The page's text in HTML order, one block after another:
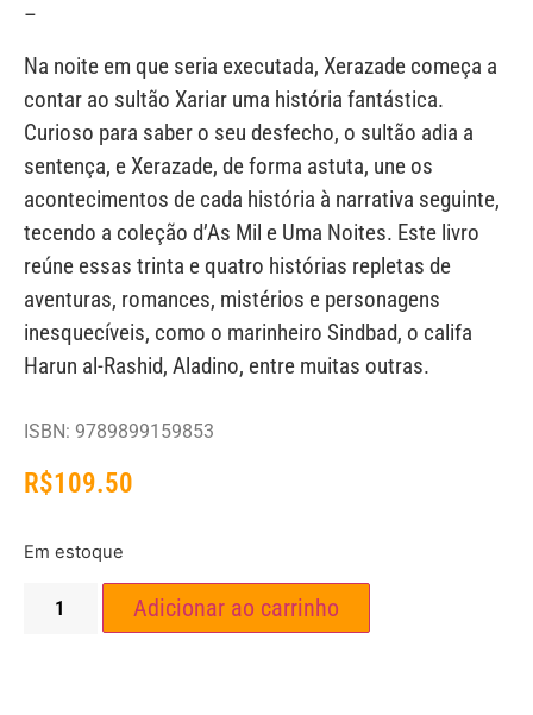
–
Na noite em que seria executada, Xerazade começa a
contar ao sultão Xariar uma história fantástica.
Curioso para saber o seu desfecho, o sultão adia a
sentença, e Xerazade, de forma astuta, une os
acontecimentos de cada história à narrativa seguinte,
tecendo a coleção d’As Mil e Uma Noites. Este livro
reúne essas trinta e quatro histórias repletas de
aventuras, romances, mistérios e personagens
inesquecíveis, como o marinheiro Sindbad, o califa
Harun al-Rashid, Aladino, entre muitas outras.
ISBN: 9789899159853
R$109.50
Em estoque
Adicionar ao carrinho